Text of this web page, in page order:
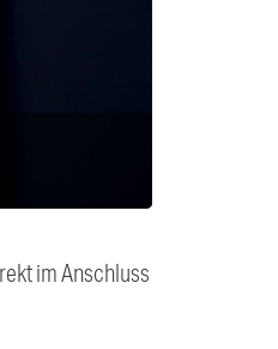
im Anschluss